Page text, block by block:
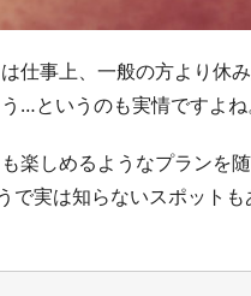
仕事上、一般の方より休
…というのも実情ですよね
楽しめるようなプランを
で実は知らないスポットも